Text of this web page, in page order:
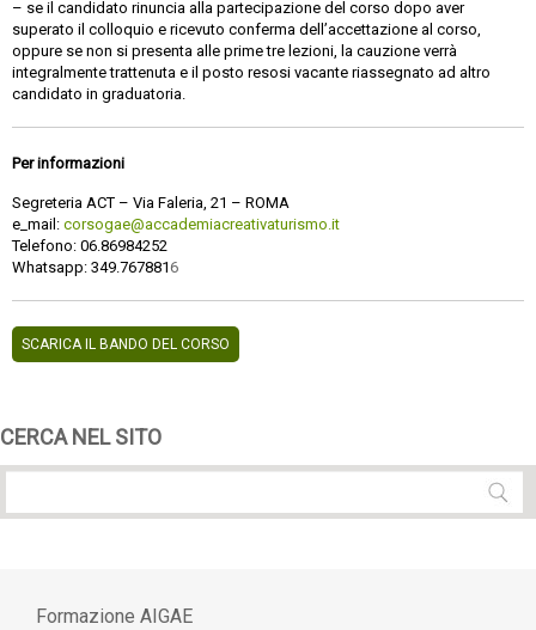
– se il candidato rinuncia alla partecipazione del corso dopo aver
superato il colloquio e ricevuto conferma dell’accettazione al corso,
oppure se non si presenta alle prime tre lezioni, la cauzione verrà
integralmente trattenuta e il posto resosi vacante riassegnato ad altro
candidato in graduatoria.
Per informazioni
Segreteria ACT – Via Faleria, 21 – ROMA
e_mail: corsogae@accademiacreativaturismo.it
Telefono: 06.86984252
Whatsapp: 349.7678816
SCARICA IL BANDO DEL CORSO
CERCA NEL SITO
Formazione AIGAE